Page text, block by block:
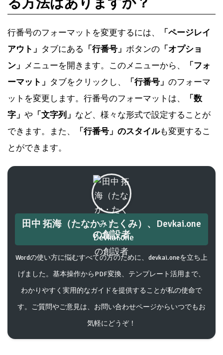
る方法はありますか？
行番号のフォーマットを変更するには、 「ページレイ
アウト」タブにある 「行番号」ボタンの「オプショ
ン」メニューを開きます。このメニューから、 「フォ
ーマット」タブをクリックし、 「行番号」 のフォーマ
ットを変更します。行番号のフォーマットは、「数
字」 や「文字列」
など、様々な形式で設定することが
できます。また、
とができます。
田中 拓海（たなか・たくみ）、Devkai.one
の創設者
Wordの使い方に悩むすべての方のために、devkai.oneを立ち上
げました。基本操作からPDF変換、テンプレート活用まで、
わかりやすく実用的なガイドを提供することが私の使命で
す。ご質問やご意見は、お問い合わせページからいつでもお
気軽にどうぞ！